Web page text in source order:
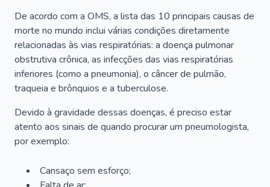
De acordo com a OMS, a lista das 10 principais causas de
morte no mundo inclui várias condições diretamente
relacionadas às vias respiratórias: a doença pulmonar
obstrutiva crônica, as infecções das vias respiratórias
inferiores (como a pneumonia), o câncer de pulmão,
traqueia e brônquios e a tuberculose.
Devido à gravidade dessas doenças, é preciso estar
atento aos sinais de quando procurar um pneumologista,
por exemplo:
Cansaço sem esforço;